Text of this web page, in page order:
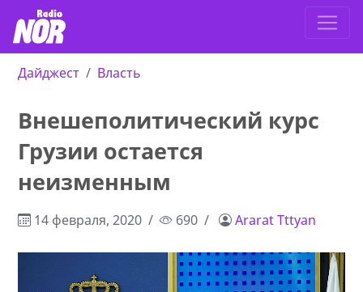
Дайджест Власть
Внешеполитический курс
Грузии остается
неизменным
14 февраля, 2020 690 Ararat Tttyan